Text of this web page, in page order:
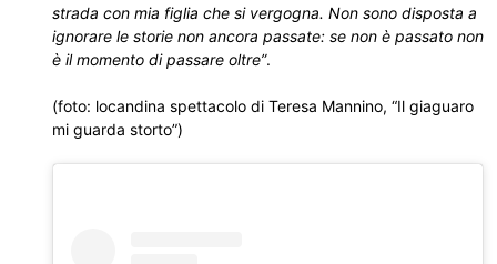
strada con mia figlia che si vergogna. Non sono disposta a
ignorare le storie non ancora passate: se non è passato non
è il momento di passare oltre”.
(foto: locandina spettacolo di Teresa Mannino, “Il giaguaro
mi guarda storto”)